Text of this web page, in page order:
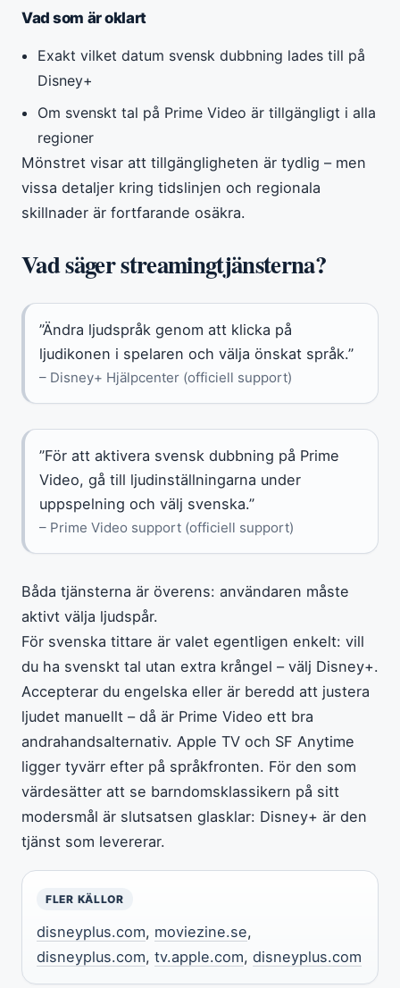
Vad som är oklart
Exakt vilket datum svensk dubbning lades till på
Disney+
Om svenskt tal på Prime Video är tillgängligt i alla
regioner
Mönstret visar att tillgängligheten är tydlig – men
vissa detaljer kring tidslinjen och regionala
skillnader är fortfarande osäkra.
Vad säger streamingtjänsterna?
”Ändra ljudspråk genom att klicka på
ljudikonen i spelaren och välja önskat språk.”
– Disney+ Hjälpcenter (officiell support)
”För att aktivera svensk dubbning på Prime
Video, gå till ljudinställningarna under
uppspelning och välj svenska.”
– Prime Video support (officiell support)
Båda tjänsterna är överens: användaren måste
aktivt välja ljudspår.
För svenska tittare är valet egentligen enkelt: vill
du ha svenskt tal utan extra krångel – välj Disney+.
Accepterar du engelska eller är beredd att justera
ljudet manuellt – då är Prime Video ett bra
andrahandsalternativ. Apple TV och SF Anytime
ligger tyvärr efter på språkfronten. För den som
värdesätter att se barndomsklassikern på sitt
modersmål är slutsatsen glasklar: Disney+ är den
tjänst som levererar.
FLER KÄLLOR
disneyplus.com, moviezine.se,
disneyplus.com, tv.apple.com, disneyplus.com